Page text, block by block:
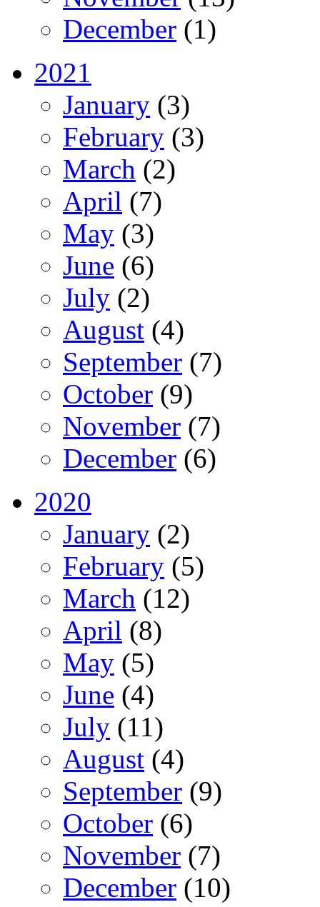
December (1)
2021
January (3)
February (3)
March (2)
April (7)
May (3)
June (6)
July (2)
August (4)
September (7)
October (9)
November (7)
December (6)
2020
January (2)
February (5)
March (12)
April (8)
May (5)
June (4)
July (11)
August (4)
September (9)
October (6)
November (7)
December (10)